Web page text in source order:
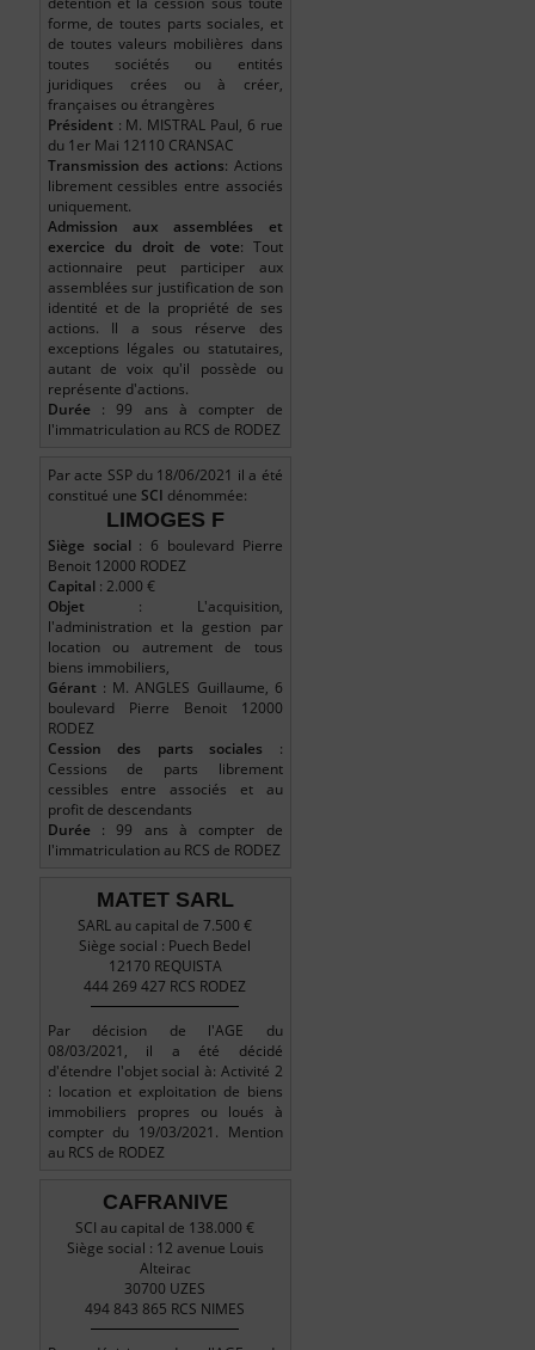
forme, de toutes parts sociales, et
de toutes valeurs mobilières dans
toutes sociétés ou entités
juridiques crées ou à créer,
françaises ou étrangères
Président : M. MISTRAL Paul, 6 rue
du 1er Mai 12110 CRANSAC
Transmission des actions: Actions
librement cessibles entre associés
uniquement.
Admission aux assemblées et
exercice du droit de vote: Tout
actionnaire peut participer aux
assemblées sur justification de son
identité et de la propriété de ses
actions. Il a sous réserve des
exceptions légales ou statutaires,
autant de voix qu'il possède ou
représente d'actions.
Durée : 99 ans à compter de
l'immatriculation au RCS de RODEZ
Par acte SSP du 18/06/2021 il a été
constitué une SCI dénommée:
LIMOGES F
Siège social: 6 boulevard Pierre
Benoit 12000 RODEZ
Capital: 2.000 €
Objet : L'acquisition,
l'administration et la gestion par
location ou autrement de tous
biens immobiliers,
Gérant : M. ANGLES Guillaume, 6
boulevard Pierre Benoit 12000
RODEZ
Cession des parts sociales :
Cessions de parts librement
cessibles entre associés et au
profit de descendants
Durée : 99 ans à compter de
l'immatriculation au RCS de RODEZ
MATET SARL
SARL au capital de 7.500 €
Siège social : Puech Bedel
12170 REQUISTA
444 269 427 RCS RODEZ
Par décision de l'AGE du
08/03/2021, il a été décidé
d'étendre l'objet social à: Activité 2
: location et exploitation de biens
immobiliers propres ou loués à
compter du 19/03/2021. Mention
au RCS de RODEZ
CAFRANIVE
SCI au capital de 138.000 €
Siège social : 12 avenue Louis
Alteirac
30700 UZES
494 843 865 RCS NIMES